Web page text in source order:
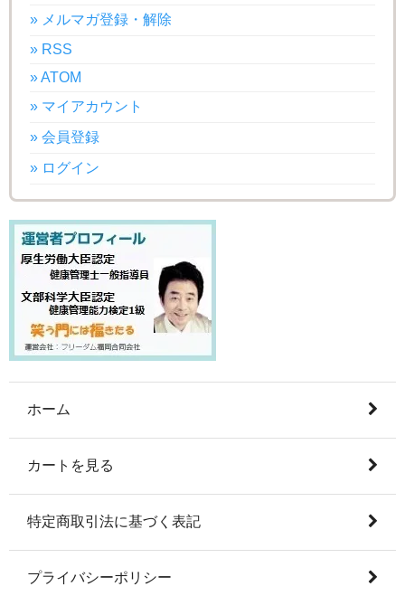
» メルマガ登録・解除
» RSS
» ATOM
» マイアカウント
» 会員登録
» ログイン
ホーム
カートを見る
特定商取引法に基づく表記
プライバシーポリシー